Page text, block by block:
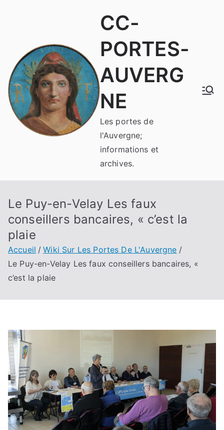
CC-
PORTES-
AUVERG
NE
Les portes de
l'Auvergne;
informations et
archives.
Le Puy-en-Velay Les faux
conseillers bancaires, « c’est la
plaie
Accueil
Wiki Sur Les Portes De L'Auvergne
Le Puy-en-Velay Les faux conseillers bancaires, «
c’est la plaie